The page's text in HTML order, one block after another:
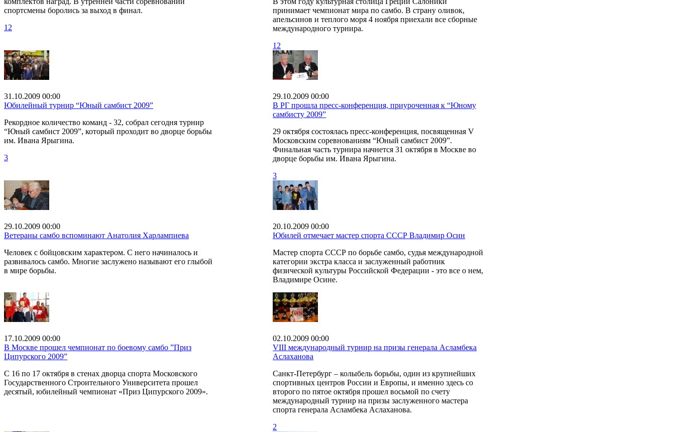
спортсмены боролись за выход в финал.
12
принимает чемпионат мира по самбо. В страну оливок,
апельсинов и теплого моря 4 ноября приехали все сборные
международного турнира.
12
31.10.2009 00:00
Юбилейный турнир “Юный самбист 2009”
Рекордное количество команд - 32, собрал сегодня турнир
“Юный самбист 2009”, который проходит во дворце борьбы
им. Ивана Ярыгина.
3
29.10.2009 00:00
В РГ прошла пресс-конференция, приуроченная к “Юному
самбисту 2009”
29 октября состоялась пресс-конференция, посвященная V
Московским соревнованиям “Юный самбист 2009”.
Финальная часть турнира начнется 31 октября в Москве во
дворце борьбы им. Ивана Ярыгина.
3
29.10.2009 00:00
Ветераны самбо вспоминают Анатолия Харлампиева
Человек с бойцовским характером. С него начиналось и
развивалось самбо. Многие заслужено называют его глыбой
в мире борьбы.
20.10.2009 00:00
Юбилей отмечает мастер спорта СССР Владимир Осин
Мастер спорта СССР по борьбе самбо, судья международной
категории экстра класса и заслуженный работник
физической культуры Российской Федерации - это все о нем,
Владимире Осине.
17.10.2009 00:00
В Москве прошел чемпионат по боевому самбо ”Приз
Ципурского 2009”
С 16 по 17 октября в стенах дворца спорта Московского
Государственного Строительного Университета прошел
десятый, юбилейный чемпионат «Приз Ципурского 2009».
02.10.2009 00:00
VIII международный турнир на призы генерала Асламбека
Аслаханова
Санкт-Петербург – колыбель борьбы, один из крупнейших
спортивных центров России и Европы, и именно здесь со
второго по пятое октября прошел восьмой по счету
международный турнир на призы заслуженного мастера
спорта генерала Асламбека Аслаханова.
2